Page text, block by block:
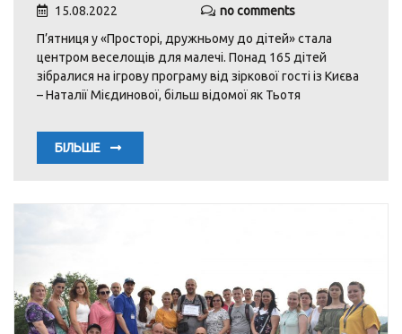
15.08.2022
no comments
П’ятниця у «Просторі, дружньому до дітей» стала
центром веселощів для малечі. Понад 165 дітей
зібралися на ігрову програму від зіркової гості із Києва
– Наталії Мієдинової, більш відомої як Тьотя
БІЛЬШЕ